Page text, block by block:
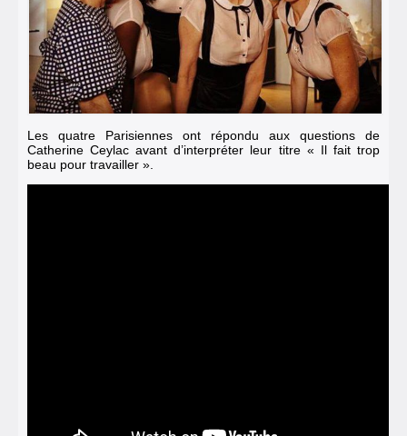
Les quatre Parisiennes ont répondu aux questions de
Catherine Ceylac avant d’interpréter leur titre « Il fait trop
beau pour travailler ».